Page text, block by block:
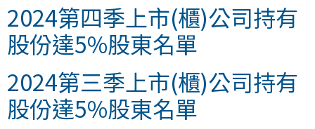
2024第四季上市(櫃)公司持有
股份達5%股東名單
2024第三季上市(櫃)公司持有
股份達5%股東名單